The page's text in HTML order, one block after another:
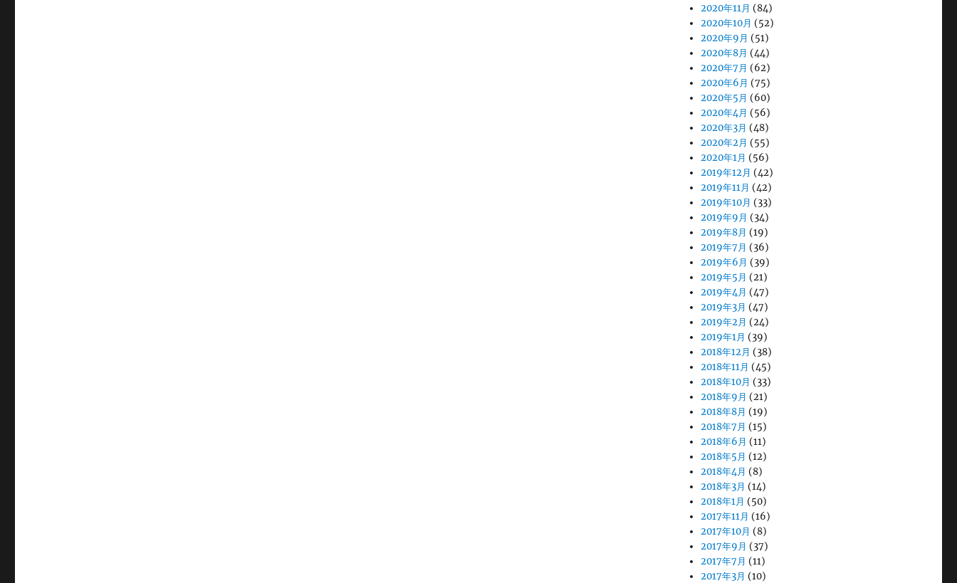
2020年11月 (84)
2020年10月 (52)
2020年9月 (51)
2020年8月 (44)
2020年7月 (62)
2020年6月 (75)
2020年5月 (60)
2020年4月 (56)
2020年3月 (48)
2020年2月 (55)
2020年1月 (56)
2019年12月 (42)
2019年11月 (42)
2019年10月 (33)
2019年9月 (34)
2019年8月 (19)
2019年7月 (36)
2019年6月 (39)
2019年5月 (21)
2019年4月 (47)
2019年3月 (47)
2019年2月 (24)
2019年1月 (39)
2018年12月 (38)
2018年11月 (45)
2018年10月 (33)
2018年9月 (21)
2018年8月 (19)
2018年7月 (15)
2018年6月 (11)
2018年5月 (12)
2018年4月 (8)
2018年3月 (14)
2018年1月 (50)
2017年11月 (16)
2017年10月 (8)
2017年9月 (37)
2017年7月 (11)
2017年3月 (10)